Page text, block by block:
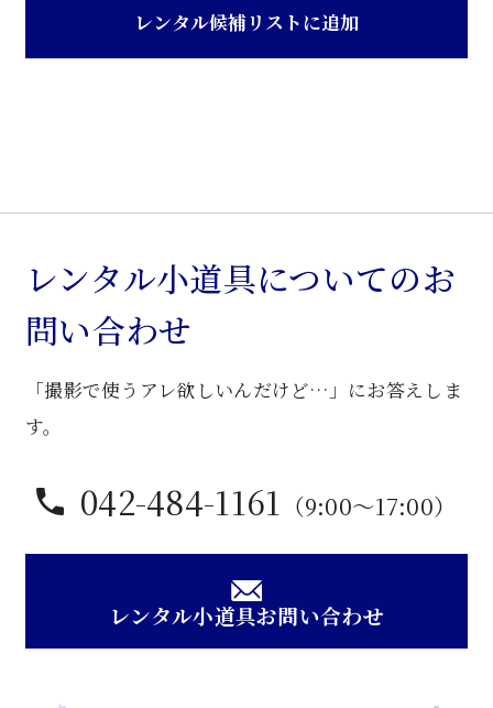
脚
個
レンタル候補リストに追加
レンタル小道具についてのお
問い合わせ
「撮影で使うアレ欲しいんだけど…」にお答えしま
す。
042-484-1161 （9:00〜17:00）
レンタル小道具お問い合わせ